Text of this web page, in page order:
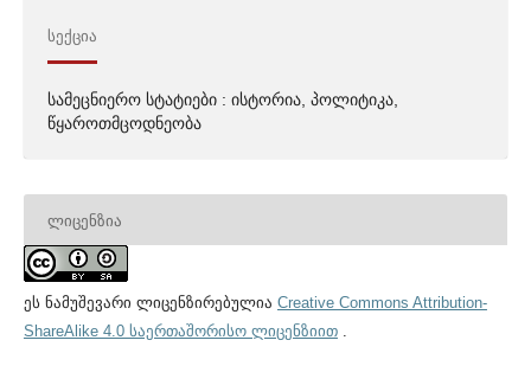
ᲡᲔᲥᲪᲘᲐ
სამეცნიერო სტატიები : ისტორია, პოლიტიკა,
წყაროთმცოდნეობა
ᲚᲘᲪᲔᲜᲖᲘᲐ
ეს ნამუშევარი ლიცენზირებულია Creative Commons Attribution-
ShareAlike 4.0 საერთაშორისო ლიცენზიით.